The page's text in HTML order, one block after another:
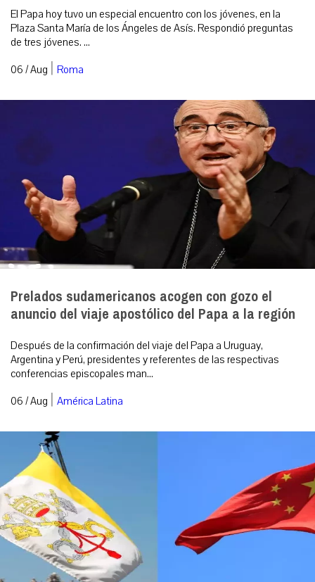
El Papa hoy tuvo un especial encuentro con los jóvenes, en la
Plaza Santa María de los Ángeles de Asís. Respondió preguntas
de tres jóvenes. ...
06 / Aug | Roma
Prelados sudamericanos acogen con gozo el
anuncio del viaje apostólico del Papa a la región
Después de la confirmación del viaje del Papa a Uruguay,
Argentina y Perú, presidentes y referentes de las respectivas
conferencias episcopales man...
06 / Aug | América Latina